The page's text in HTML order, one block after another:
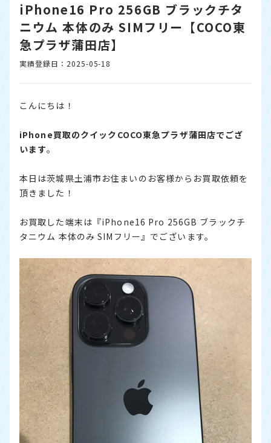
iPhone16 Pro 256GB ブラックチタ
ニウム 本体のみ SIMフリー【COCO東
急プラザ蒲田店】
実績登録日：2025-05-18
こんにちは！
iPhone買取のクイッ クCOCO東急プラザ蒲田店でござ
います。
本日は茨城県土浦市お住まいのお客様からお買取依頼を
頂きました！
お買取した端末は『iPhone16 Pro 256GB ブラックチ
タニウム 本体のみ SIMフリー』でございます。